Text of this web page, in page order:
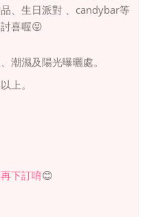
、生日派對 、 candybar等
喜喔😝
潮濕及陽光曝曬處。
上。
下訂唷😊